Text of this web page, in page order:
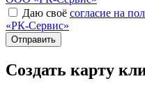
Даю своё согласие на
«РК-Сервис»
Отправить
Создать карту